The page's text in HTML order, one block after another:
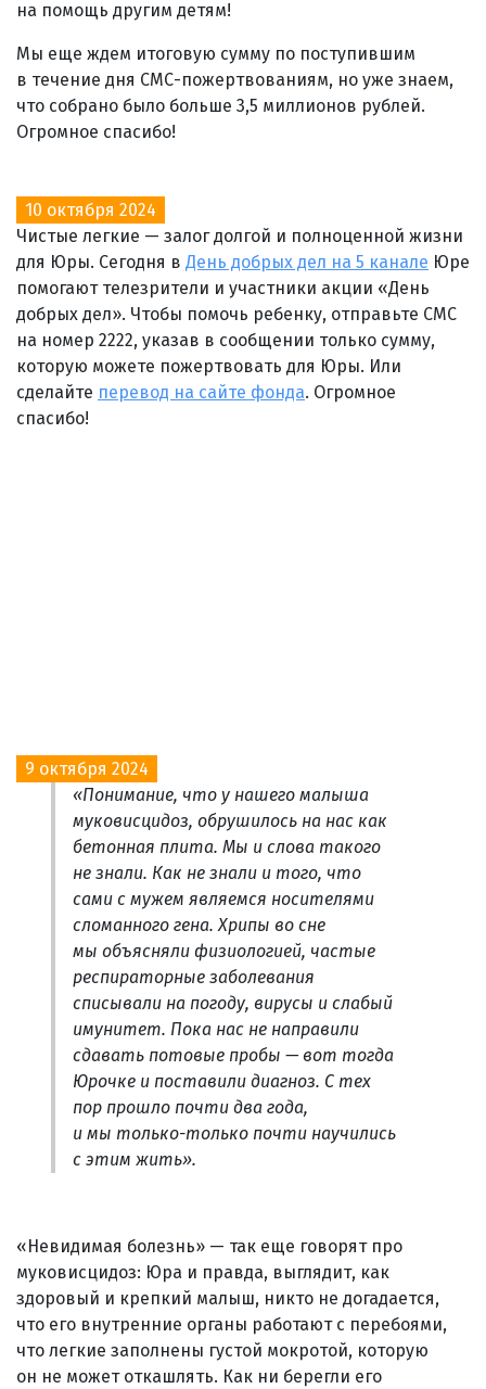
на помощь другим детям!
Мы еще ждем итоговую сумму по поступившим
в течение дня СМС-пожертвованиям, но уже знаем,
что собрано было больше 3,5 миллионов рублей.
Огромное спасибо!
10 октября 2024
Чистые легкие — залог долгой и полноценной жизни
для Юры. Сегодня в День добрых дел на 5 канале Юре
помогают телезрители и участники акции «День
добрых дел». Чтобы помочь ребенку, отправьте СМС
на номер 2222, указав в сообщении только сумму,
которую можете пожертвовать для Юры. Или
сделайте перевод на сайте фонда. Огромное
спасибо!
9 октября 2024
«Понимание, что у нашего малыша
муковисцидоз, обрушилось на нас как
бетонная плита. Мы и слова такого
не знали. Как не знали и того, что
сами с мужем являемся носителями
сломанного гена. Хрипы во сне
мы объясняли физиологией, частые
респираторные заболевания
списывали на погоду, вирусы и слабый
имунитет. Пока нас не направили
сдавать потовые пробы — вот тогда
Юрочке и поставили диагноз. С тех
пор прошло почти два года,
и мы только-только почти научились
с этим жить».
«Невидимая болезнь» — так еще говорят про
муковисцидоз: Юра и правда, выглядит, как
здоровый и крепкий малыш, никто не догадается,
что его внутренние органы работают с перебоями,
что легкие заполнены густой мокротой, которую
он не может откашлять. Как ни берегли его